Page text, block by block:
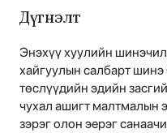
Дүгнэлт
Энэхүү хуулийн
хайгуулын салбарт
төслүүдийн эдийн
чухал ашигт малтмалын
зэрэг олон эерэг